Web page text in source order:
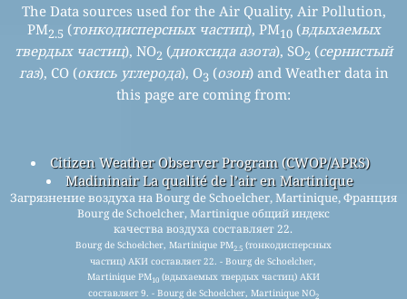
The Data sources used for the Air Quality, Air Pollution,
PM2.5 (тонкодисперсных частиц), PM10(вдыхаемых
твердых частиц), NO2 (диоксида азота), SO2 (сернистый
газ), CO (окись углерода), O3 (озон) and Weather data in
this page are coming from:
Citizen Weather Observer Program (CWOP/APRS)
Madininair La qualité de l’air en Martinique
Загрязнение воздуха на Bourg de Schoelcher, Martinique, Франция
Bourg de Schoelcher, Martinique общий индекс
качества воздуха составляет 22.
Bourg de Schoelcher, Martinique PM2.5(тонкодисперсных
частиц) АКИ составляет 22. - Bourg de Schoelcher,
Martinique PM10(вдыхаемых твердых частиц) АКИ
составляет 9. - Bourg de Schoelcher, Martinique NO2